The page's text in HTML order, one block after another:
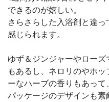
できるのが嬉しい。
さらさらした入浴剤と違
感じられます。
ゆず＆ジンジャーやロー
もあるし、ネロリのやホ
ーなハーブの香りもあって
パッケージのデザインも